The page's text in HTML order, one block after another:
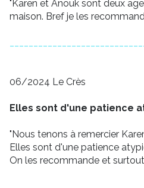
"Karen et Anouk sont deux
maison. Bref je les
06/2024 Le Crès
Elles sont d'une patience
"Nous tenons à remercier
Elles sont d'une patience
On les recommande et